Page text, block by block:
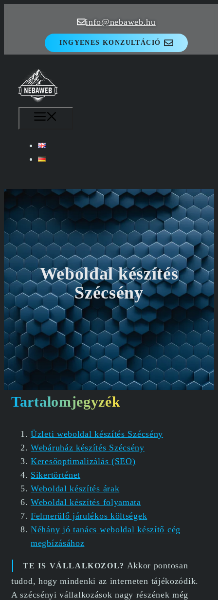
info@nebaweb.hu
INGYENES KONZULTÁCIÓ
Weboldal készítés
Szécsény
Tartalomjegyzék
Üzleti weboldal készítés Szécsény
Webáruház készítés Szécsény
Keresőoptimalizálás (SEO)
Sikertörténet
Weboldal készítés árak
Weboldal készítés folyamata
Felmerülő járulékos költségek
Néhány jó tanács weboldal készítő cég
megbízásához
TE IS VÁLLALKOZOL? Akkor pontosan
tudod, hogy mindenki az interneten tájékozódik.
A szécsényi vállalkozások nagy részének még